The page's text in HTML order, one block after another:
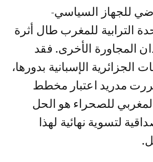
للجهاز السياسي-
الترابية للمغرب طال أثرة
المجاورة الأخرى. فقد
الجزائرية الإسبانية بدورها،
مدريد اعتبار مخطط
للصحراء هو الحل
لتسوية نهائية لهذا